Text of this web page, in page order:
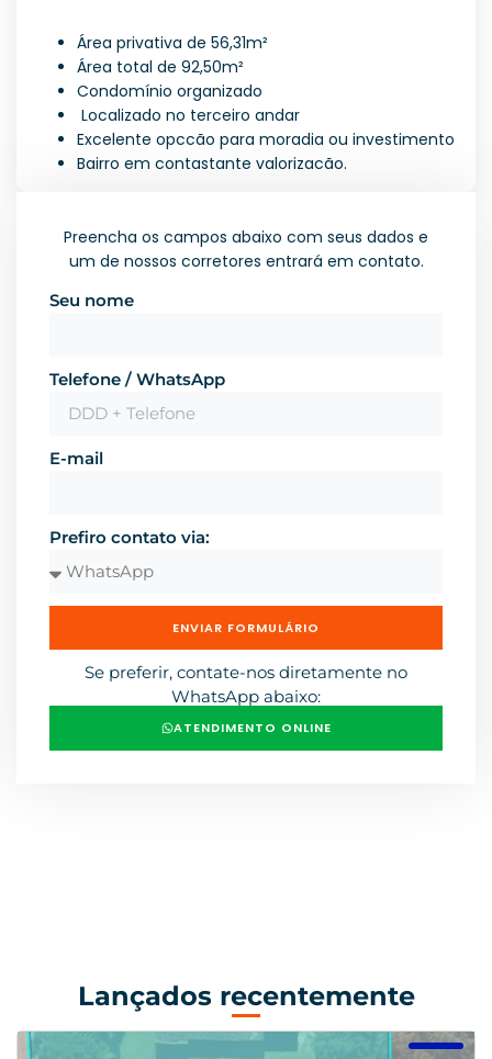
Área privativa de 56,31m²
Área total de 92,50m²
Condomínio organizado
Localizado no terceiro andar
Excelente opccão para moradia ou investimento
Bairro em contastante valorizacão.
Preencha os campos abaixo com seus dados e
um de nossos corretores entrará em contato.
Seu nome
Telefone / WhatsApp
E-mail
Prefiro contato via:
ENVIAR FORMULÁRIO
Se preferir, contate-nos diretamente no
WhatsApp abaixo:
ATENDIMENTO ONLINE
Lançados recentemente